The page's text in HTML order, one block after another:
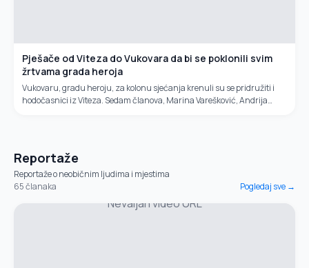
Pješače od Viteza do Vukovara da bi se poklonili svim
žrtvama grada heroja
Vukovaru, gradu heroju, za kolonu sjećanja krenuli su se pridružiti i
hodočasnici iz Viteza. Sedam članova, Marina Varešković, Andrija
Reportaže
Reportaže o neobičnim ljudima i mjestima
65članaka Pogledaj sve →
Nevaljan video URL